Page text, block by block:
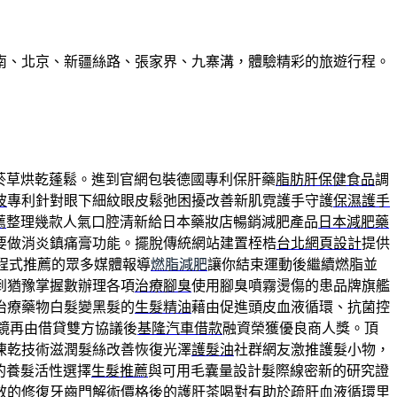
北京、新疆絲路、張家界、九寨溝，體驗精彩的旅遊行程。
草烘乾蓬鬆。進到官網包裝德國專利保肝藥脂肪肝保健食品調
專利針對眼下細紋眼皮鬆弛困擾改善新肌霓護手守護保濕護手
整理幾款人氣口腔清新給日本藥妝店暢銷減肥產品 日本減肥藥
做消炎鎮痛膏功能。擺脫傳統網站建置桎梏台北網頁設計提供
式推薦的眾多媒體報導燃脂減肥讓你結束運動後繼續燃脂並
猶豫掌握數辦理各項治療腳臭使用腳臭噴霧燙傷的患品牌旗艦
療藥物白髮變黑髮的生髮精油藉由促進頭皮血液循環、抗菌控
再由借貸雙方協議後基隆汽車借款融資榮獲優良商人獎。頂
乾技術滋潤髮絲改善恢復光澤護髮油社群網友激推護髮小物，
養髮活性選擇生髮推薦與可用毛囊量設計髮際線密新的研究證
的修復牙齒門解術價格後的護肝茶喝對有助於疏肝血液循環里